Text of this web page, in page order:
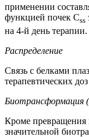
применении
функцией почек Css
на 4-й день терапии.
Распределение
Связь с белками
терапевтических
Биотрансформация
Кроме превращения
значительной